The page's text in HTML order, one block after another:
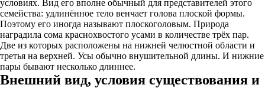
условиях. Вид его вполне обычный для представителей этого
семейства: удлинённое тело венчает голова плоской формы.
Поэтому его иногда называют плоскоголовым. Природа
наградила сома краснохвостого усами в количестве трёх пар.
Две из которых расположены на нижней челюстной области и
третья на верхней. Усы обычно внушительной длины. И нижние
пары бывают несколько длиннее.
Внешний вид, условия существования и